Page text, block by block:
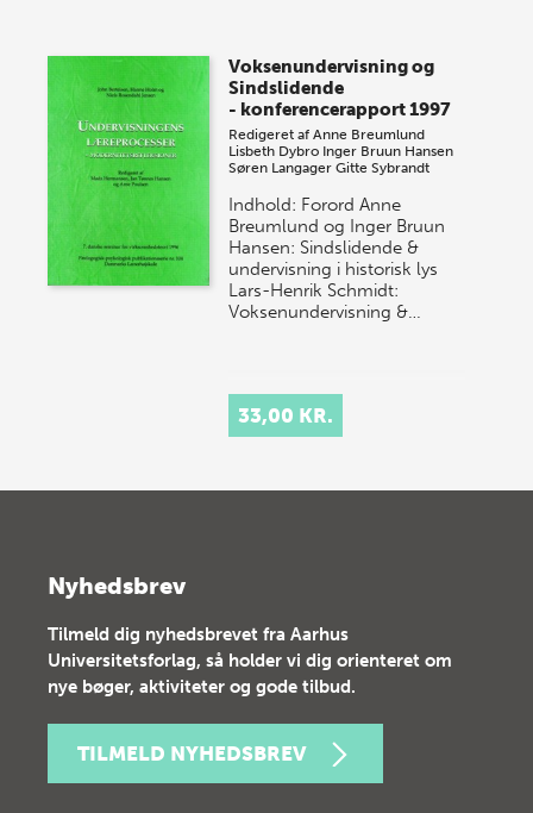
Voksenundervisning og
Sindslidende
- konferencerapport 1997
Redigeret afAnne Breumlund
Lisbeth Dybro Inger Bruun Hansen
Søren Langager Gitte Sybrandt
Indhold: Forord Anne
Breumlund og Inger Bruun
Hansen: Sindslidende &
undervisning i historisk lys
Lars-Henrik Schmidt:
Voksenundervisning &…
33,00 KR.
Nyhedsbrev
Tilmeld dig nyhedsbrevet fra Aarhus
Universitetsforlag, så holder vi dig orienteret om
nye bøger, aktiviteter og gode tilbud.
TILMELD NYHEDSBREV